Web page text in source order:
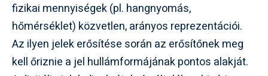
fizikai mennyiségek (pl. hangnyomás,
hőmérséklet) közvetlen, arányos reprezentációi.
Az ilyen jelek erősítése során az erősítőnek meg
kell őriznie a jel hullámformájának pontos alakját.